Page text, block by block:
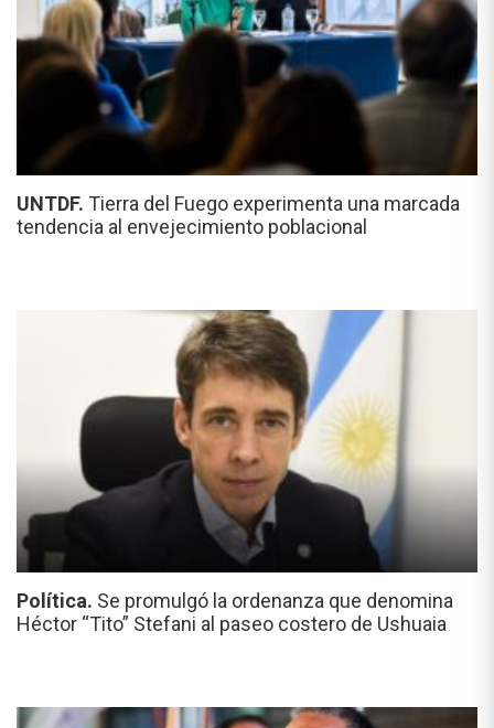
UNTDF. Tierra del Fuego experimenta una marcada
tendencia al envejecimiento poblacional
Política. Se promulgó la ordenanza que denomina
Héctor “Tito” Stefani al paseo costero de Ushuaia